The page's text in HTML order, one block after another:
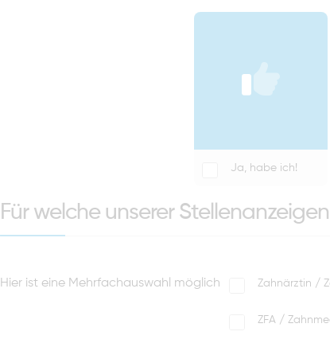
Ja, habe ich!
Für welche unserer
Hier ist eine Mehrfachauswahl möglich Zahnärztin /
ZFA /